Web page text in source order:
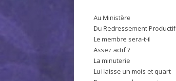
Au Ministère
Du Redressement Productif
Le membre sera-t-il
Assez actif ?
La minuterie
Lui laisse un mois et quart